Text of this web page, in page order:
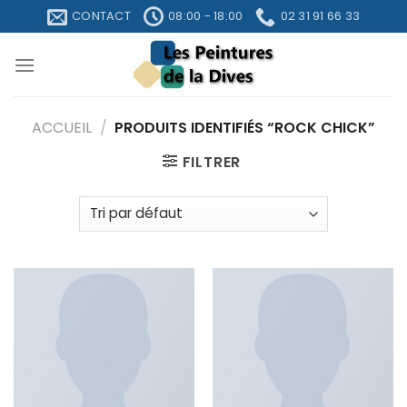
to
content
CONTACT 08:00 - 18:00 02 31 91 66 33
ACCUEIL / PRODUITS IDENTIFIÉS “ROCK CHICK”
FILTRER